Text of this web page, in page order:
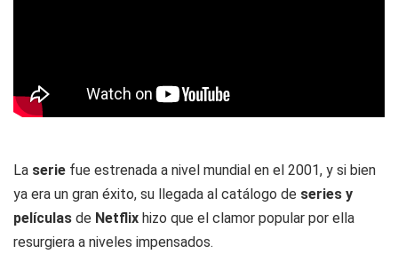
La serie fue estrenada a nivel mundial en el 2001, y si bien
ya era un gran éxito, su llegada al catálogo de series y
películas de Netflix hizo que el clamor popular por ella
resurgiera a niveles impensados.